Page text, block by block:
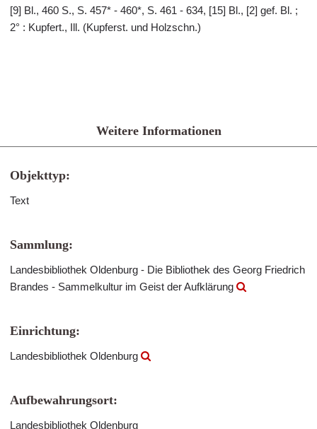
[9] Bl., 460 S., S. 457* - 460*, S. 461 - 634, [15] Bl., [2] gef. Bl. ;
2° : Kupfert., Ill. (Kupferst. und Holzschn.)
Weitere Informationen
Objekttyp:
Text
Sammlung:
Landesbibliothek Oldenburg - Die Bibliothek des Georg Friedrich
Brandes - Sammelkultur im Geist der Aufklärung
Einrichtung:
Landesbibliothek Oldenburg
Aufbewahrungsort:
Landesbibliothek Oldenburg